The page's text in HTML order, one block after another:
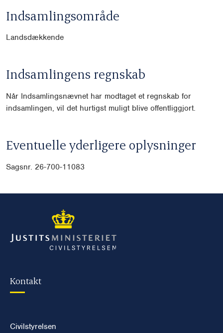
Indsamlingsområde
Landsdækkende
Indsamlingens regnskab
Når Indsamlingsnævnet har modtaget et regnskab for
indsamlingen, vil det hurtigst muligt blive offentliggjort.
Eventuelle yderligere oplysninger
Sagsnr. 26-700-11083
Kontakt
Civilstyrelsen